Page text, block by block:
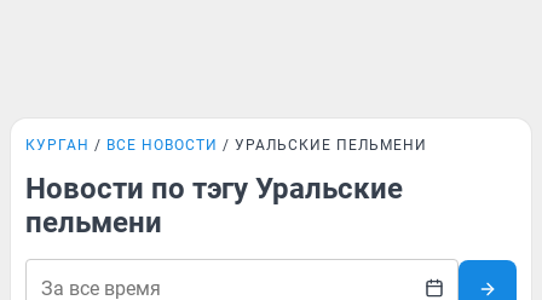
КУРГАН ВСЕ НОВОСТИ УРАЛЬСКИЕ ПЕЛЬМЕНИ
Новости по тэгу Уральские
пельмени